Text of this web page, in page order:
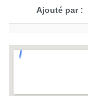
Ajouté par :